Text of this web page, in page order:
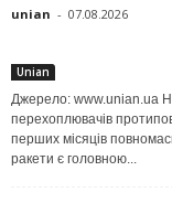
unian - 07.08.2026
Unian
Джерело: www.unian.ua
перехоплювачів
перших місяців
ракети є головною...